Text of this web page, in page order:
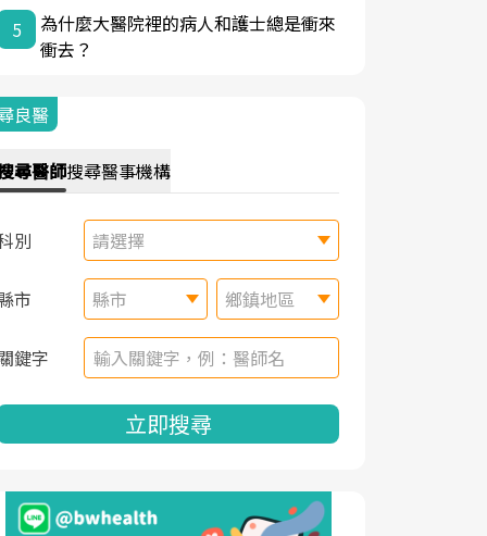
5
為什麼大醫院裡的病人和護士總是衝來
衝去？
良醫
尋醫師搜尋醫事機構
別 請選擇
市 縣市 鄉鎮地區
鍵字
立即搜尋